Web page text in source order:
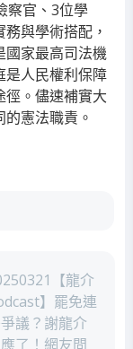
察官、3位學
與學術搭配，
國家最高司法機
是人民權利保障
徑。儘速補實大
憲法職責。
【龍介
】罷免連
議？謝龍介
了！網友問